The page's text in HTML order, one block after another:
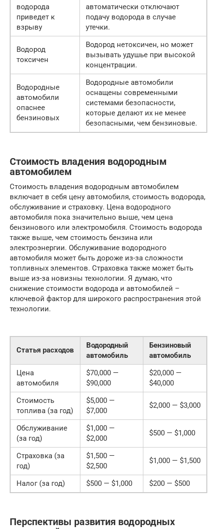
водорода
приведет к
взрыву
автоматически отключают
подачу водорода в случае
утечки.
Водород
токсичен
Водород нетоксичен, но может
вызывать удушье при высокой
концентрации.
Водородные
автомобили
опаснее
бензиновых
Водородные автомобили
оснащены современными
системами безопасности,
которые делают их не менее
безопасными, чем бензиновые.
Стоимость владения водородным
автомобилем
Стоимость владения водородным автомобилем
включает в себя цену автомобиля, стоимость водорода,
обслуживание и страховку. Цена водородного
автомобиля пока значительно выше, чем цена
бензинового или электромобиля. Стоимость водорода
также выше, чем стоимость бензина или
электроэнергии. Обслуживание водородного
автомобиля может быть дороже из-за сложности
топливных элементов. Страховка также может быть
выше из-за новизны технологии. Я думаю, что
снижение стоимости водорода и автомобилей –
ключевой фактор для широкого распространения этой
технологии.
Статья расходов
Водородный
автомобиль
Бензиновый
автомобиль
Цена
автомобиля
$70,000 —
$90,000
$20,000 —
$40,000
Стоимость
топлива (за год)
$5,000 —
$7,000
$2,000 — $3,000
Обслуживание
(за год)
$1,000 —
$2,000
$500 — $1,000
Страховка (за
год)
$1,500 —
$2,500
$1,000 — $1,500
Налог (за год) $500 — $1,000 $200 — $500
Перспективы развития водородных